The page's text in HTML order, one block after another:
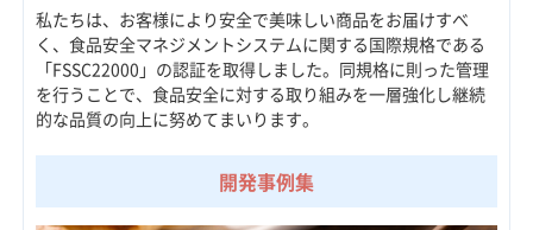
私たちは、お客様により安全で美味しい商品をお届けすべ
く、食品安全マネジメントシステムに関する国際規格である
「FSSC22000」の認証を取得しました。同規格に則った管理
を行うことで、食品安全に対する取り組みを一層強化し継続
的な品質の向上に努めてまいります。
開発事例集